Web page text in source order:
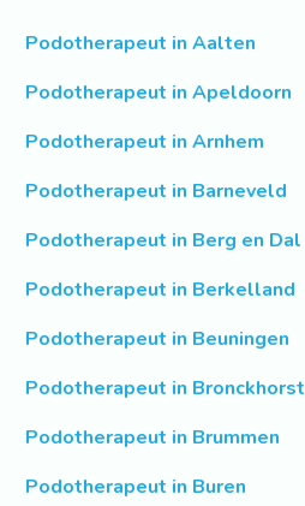
Podotherapeut in Aalten
Podotherapeut in Apeldoorn
Podotherapeut in Arnhem
Podotherapeut in Barneveld
Podotherapeut in Berg en Dal
Podotherapeut in Berkelland
Podotherapeut in Beuningen
Podotherapeut in Bronckhorst
Podotherapeut in Brummen
Podotherapeut in Buren